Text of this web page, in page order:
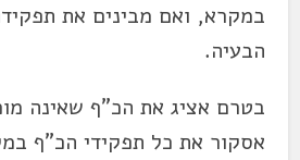
במקרא, ואם מבינים את
הבעיה.
בטרם אציג את הכ"ף שאינה
אסקור את כל תפקידי הכ"ף